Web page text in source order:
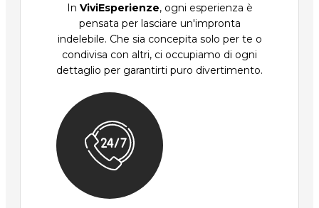
In ViviEsperienze, ogni esperienza è
pensata per lasciare un'impronta
indelebile. Che sia concepita solo per te o
condivisa con altri, ci occupiamo di ogni
dettaglio per garantirti puro divertimento.